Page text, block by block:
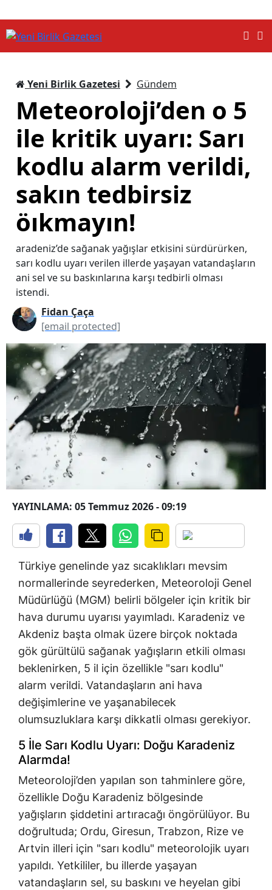
Yeni Birlik Gazetesi Gündem
Meteoroloji’den o 5
ile kritik uyarı: Sarı
kodlu alarm verildi,
sakın tedbirsiz
öıkmayın!
aradeniz’de sağanak yağışlar etkisini sürdürürken,
sarı kodlu uyarı verilen illerde yaşayan vatandaşların
ani sel ve su baskınlarına karşı tedbirli olması
istendi.
Fidan Çaça
[email protected]
YAYINLAMA: 05 Temmuz 2026 - 09:19
Türkiye genelinde yaz sıcaklıkları mevsim
normallerinde seyrederken, Meteoroloji Genel
Müdürlüğü (MGM) belirli bölgeler için kritik bir
hava durumu uyarısı yayımladı. Karadeniz ve
Akdeniz başta olmak üzere birçok noktada
gök gürültülü sağanak yağışların etkili olması
beklenirken, 5 il için özellikle "sarı kodlu"
alarm verildi. Vatandaşların ani hava
değişimlerine ve yaşanabilecek
olumsuzluklara karşı dikkatli olması gerekiyor.
5 İle Sarı Kodlu Uyarı: Doğu Karadeniz
Alarmda!
Meteoroloji’den yapılan son tahminlere göre,
özellikle Doğu Karadeniz bölgesinde
yağışların şiddetini artıracağı öngörülüyor. Bu
doğrultuda; Ordu, Giresun, Trabzon, Rize ve
Artvin illeri için "sarı kodlu" meteorolojik uyarı
yapıldı. Yetkililer, bu illerde yaşayan
vatandaşların sel, su baskını ve heyelan gibi